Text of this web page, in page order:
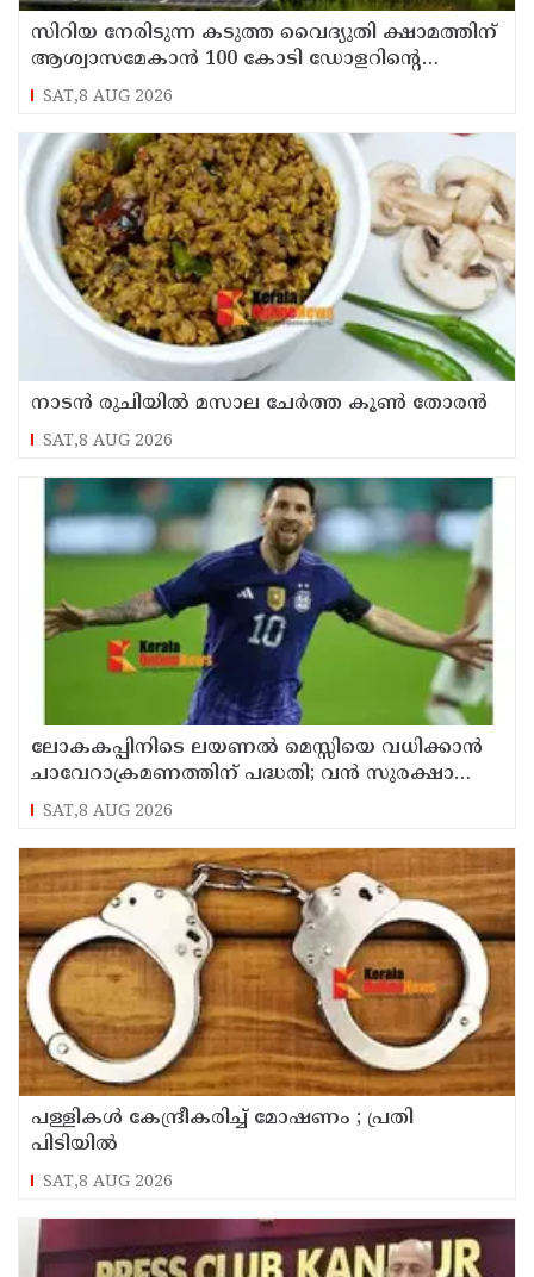
സിറിയ നേരിടുന്ന കടുത്ത വൈദ്യുതി ക്ഷാമത്തിന്
ആശ്വാസമേകാന്‍ 100 കോടി ഡോളറിന്റെ
സൗരോര്‍ജ്ജ പദ്ധതിയുമായി സൗദി അറേബ്യ
SAT,8 AUG 2026
നാടൻ രുചിയിൽ മസാല ചേർത്ത കൂൺ തോരൻ
SAT,8 AUG 2026
ലോകകപ്പിനിടെ ലയണല്‍ മെസ്സിയെ വധിക്കാൻ
ചാവേറാക്രമണത്തിന് പദ്ധതി; വൻ സുരക്ഷാ
ഭീഷണി പുറത്ത്
SAT,8 AUG 2026
പള്ളികള്‍ കേന്ദ്രീകരിച്ച് മോഷണം ; പ്രതി
പിടിയില്‍
SAT,8 AUG 2026